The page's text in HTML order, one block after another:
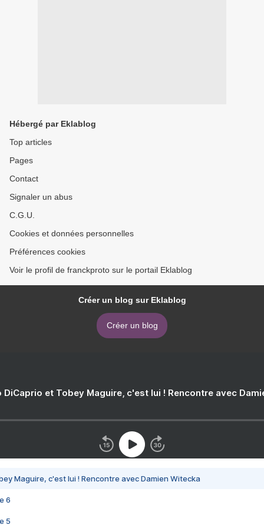
Hébergé par Eklablog
Top articles
Pages
Contact
Signaler un abus
C.G.U.
Cookies et données personnelles
Préférences cookies
Voir le profil de franckproto sur le portail Eklablog
Créer un blog sur Eklablog
Créer un blog
DiCaprio et Tobey Maguire, c'est lui ! Rencontre avec
Maguire, c'est lui ! Rencontre avec Damien Witecka
6
5